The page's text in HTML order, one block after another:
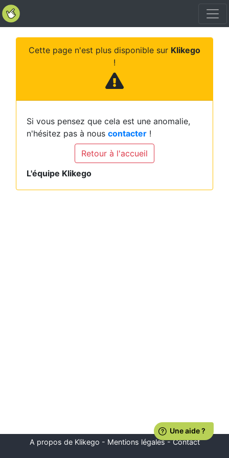
Cette page n'est plus disponible sur Klikego
!
Si vous pensez que cela est une anomalie,
n'hésitez pas à nous contacter !
Retour à l'accueil
L'équipe Klikego
A propos de Klikego - Mentions légales-Contact